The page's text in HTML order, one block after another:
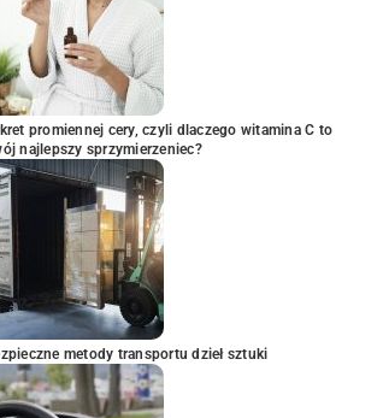
promiennej cery, czyli dlaczego witamina C to
najlepszy sprzymierzeniec?
metody transportu dzieł sztuki